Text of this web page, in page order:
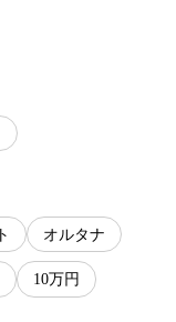
オルタナ
10万円